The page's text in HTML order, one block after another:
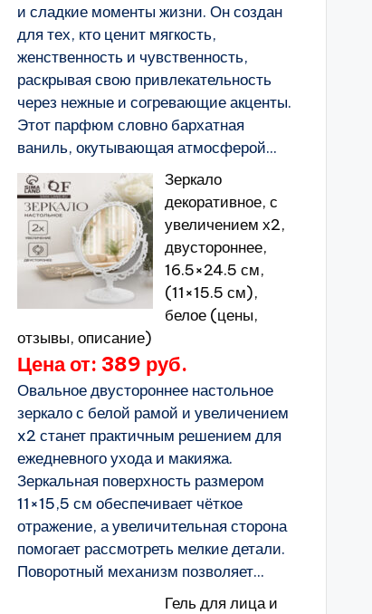
и сладкие моменты жизни. Он создан
для тех, кто ценит мягкость,
женственность и чувственность,
раскрывая свою привлекательность
через нежные и согревающие акценты.
Этот парфюм словно бархатная
ваниль, окутывающая атмосферой...
Зеркало
декоративное, с
увеличением х2,
двустороннее,
16.5×24.5 см,
(11×15.5 см),
белое (цены,
отзывы, описание)
Цена от: 389 руб.
Овальное двустороннее настольное
зеркало с белой рамой и увеличением
x2 станет практичным решением для
ежедневного ухода и макияжа.
Зеркальная поверхность размером
11×15,5 см обеспечивает чёткое
отражение, а увеличительная сторона
помогает рассмотреть мелкие детали.
Поворотный механизм позволяет...
Гель для лица и